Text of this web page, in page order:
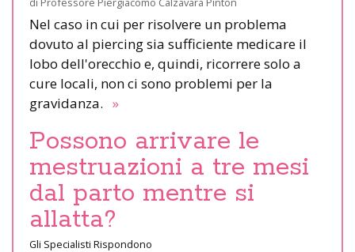
Nel caso in cui per risolvere un problema
dovuto al piercing sia sufficiente medicare il
lobo dell'orecchio e, quindi, ricorrere solo a
cure locali, non ci sono problemi per la
gravidanza. »
Possono arrivare le
mestruazioni a tre mesi
dal parto mentre si
allatta?
Gli Specialisti Rispondono